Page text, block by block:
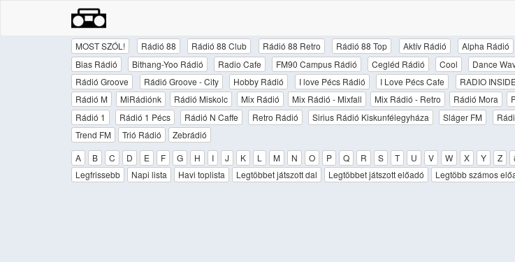
MOST SZÓL! Rádió 88 Rádió 88 Club Rádió 88 Retro Rádió 88 Top Aktív Rádió Alpha Rádió
Bias Rádió
Bithang-Yoo Rádió Radio Cafe FM90 Campus Rádió Cegléd Rádió Cool Dance
Rádió Groove
Rádió Groove - City Hobby Rádió I love Pécs Rádió I Love Pécs Cafe RADIO
Rádió M
MiRádiónk Rádió Miskolc Mix Rádió Mix Rádió - Mixfall Mix Rádió - Retro Rádió Mora
Rádió 1
Rádió 1 Pécs Rádió N Caffe Retro Rádió Sirius Rádió Kiskunfélegyháza Sláger FM
Trend FM
Trió Rádió
Zebrádió
A
B C D E F G H I J K L M N O P Q R S T U V W X Y Z
Legfrissebb
Napi lista Havi toplista Legtöbbet játszott dal Legtöbbet játszott előadó Legtöbb számos